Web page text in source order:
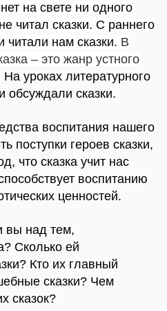
на свете ни одного
читал сказки. С раннего
читали нам сказки. В
– это жанр устного
На уроках литературного
обсуждали сказки.
воспитания нашего
поступки героев сказки,
что сказка учит нас
воспитанию
ценностей.
над тем,
Сколько ей
Кто их главный
сказки? Чем
сказок?